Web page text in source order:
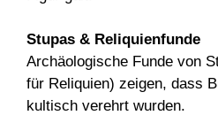
Stupas & Reliquienfunde
Archäologische Funde von
für Reliquien) zeigen, dass
kultisch verehrt wurden.